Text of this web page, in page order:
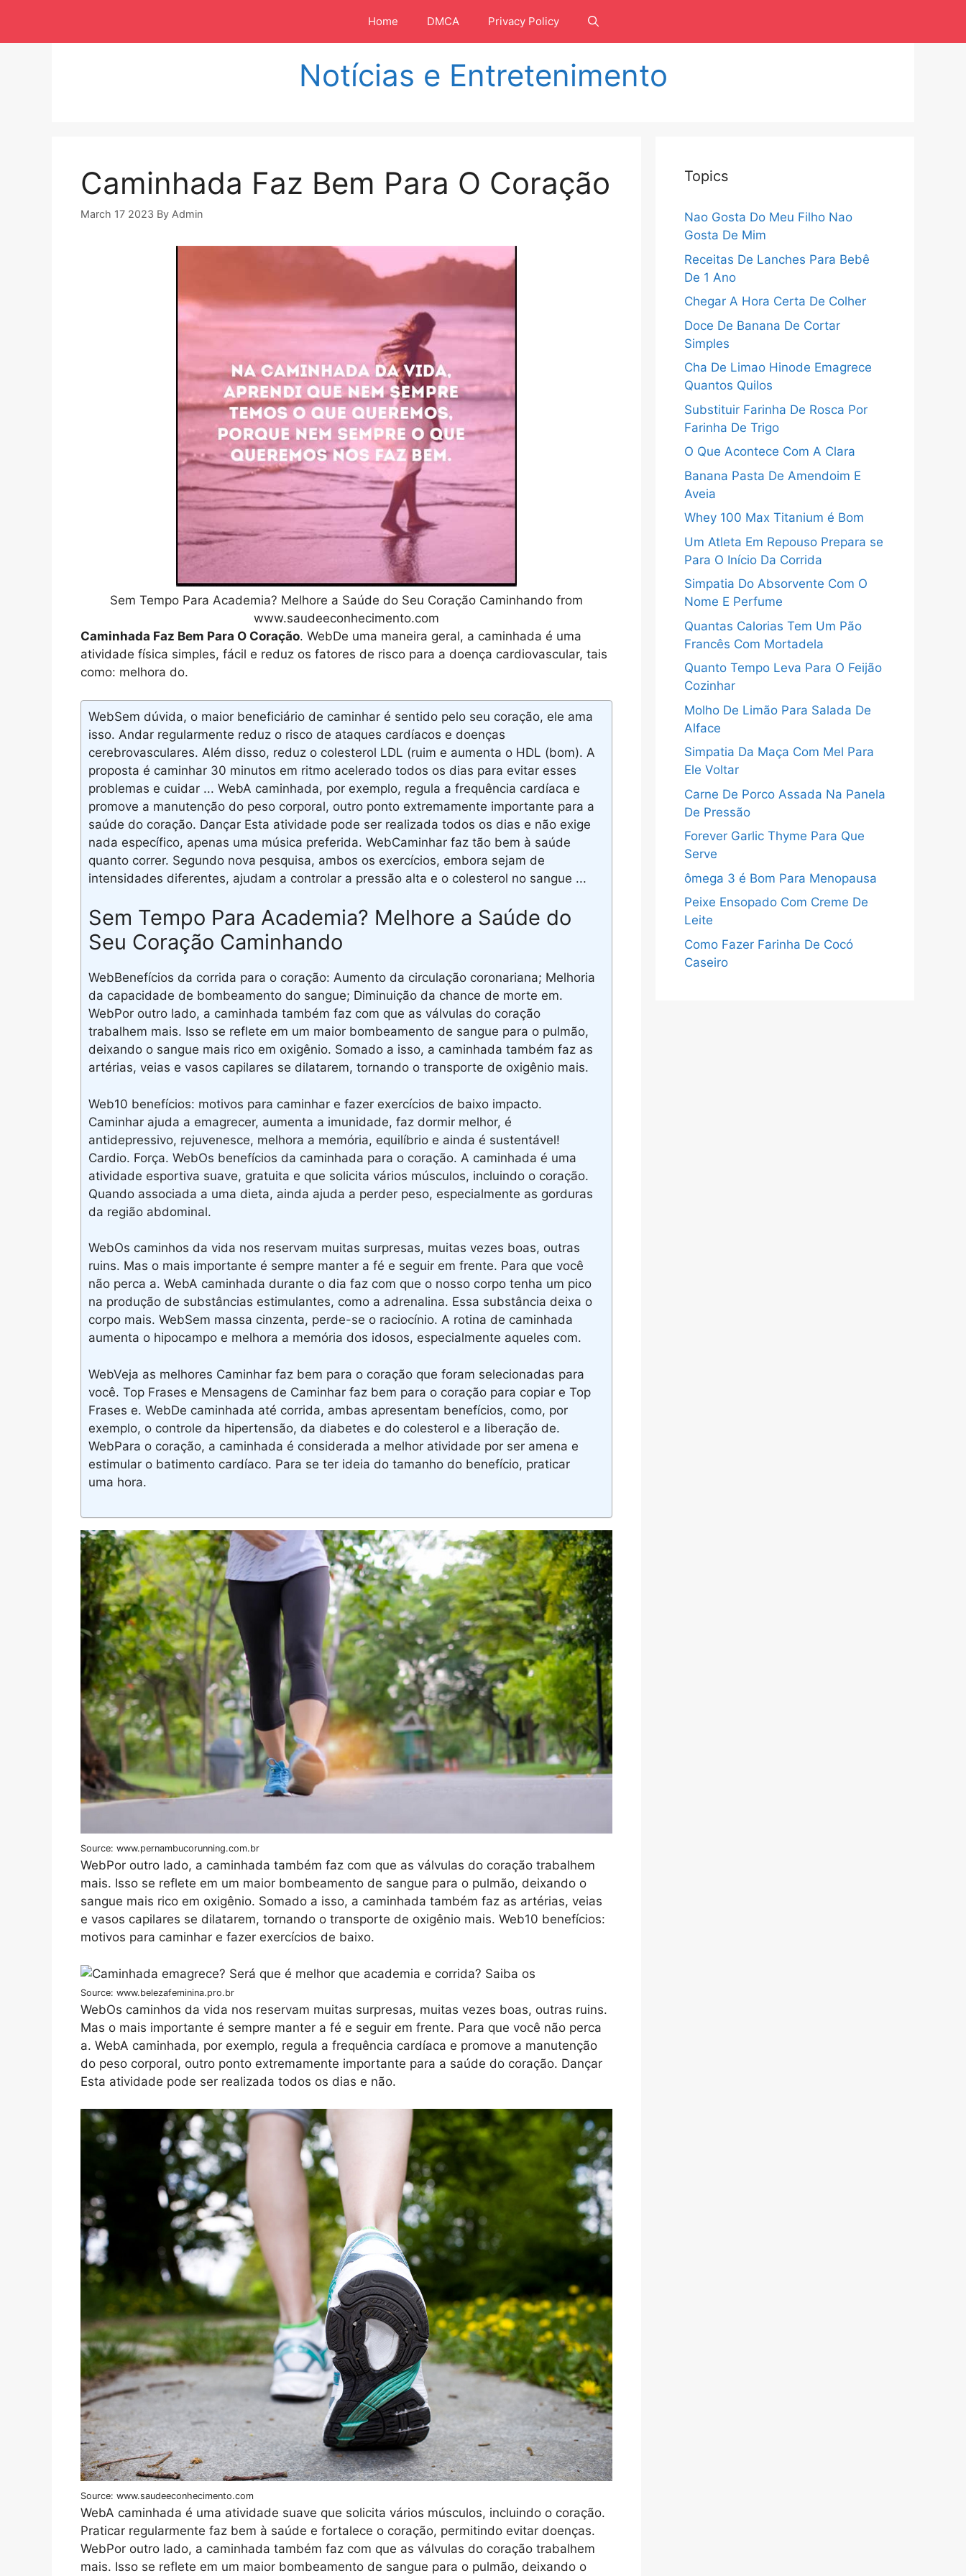
isi
Home DMCA Privacy Policy
Notícias e Entretenimento
Caminhada Faz Bem Para O Coração
March 17 2023 By Admin
Sem Tempo Para Academia? Melhore a Saúde do Seu Coração Caminhando from
www.saudeeconhecimento.com
Caminhada Faz Bem Para O Coração. WebDe uma maneira geral, a caminhada é uma
atividade física simples, fácil e reduz os fatores de risco para a doença cardiovascular, tais
como: melhora do.
WebSem dúvida, o maior beneficiário de caminhar é sentido pelo seu coração, ele ama
isso. Andar regularmente reduz o risco de ataques cardíacos e doenças
cerebrovasculares. Além disso, reduz o colesterol LDL (ruim e aumenta o HDL (bom). A
proposta é caminhar 30 minutos em ritmo acelerado todos os dias para evitar esses
problemas e cuidar ... WebA caminhada, por exemplo, regula a frequência cardíaca e
promove a manutenção do peso corporal, outro ponto extremamente importante para a
saúde do coração. Dançar Esta atividade pode ser realizada todos os dias e não exige
nada específico, apenas uma música preferida. WebCaminhar faz tão bem à saúde
quanto correr. Segundo nova pesquisa, ambos os exercícios, embora sejam de
intensidades diferentes, ajudam a controlar a pressão alta e o colesterol no sangue ...
Sem Tempo Para Academia? Melhore a Saúde do
Seu Coração Caminhando
WebBenefícios da corrida para o coração: Aumento da circulação coronariana; Melhoria
da capacidade de bombeamento do sangue; Diminuição da chance de morte em.
WebPor outro lado, a caminhada também faz com que as válvulas do coração
trabalhem mais. Isso se reflete em um maior bombeamento de sangue para o pulmão,
deixando o sangue mais rico em oxigênio. Somado a isso, a caminhada também faz as
artérias, veias e vasos capilares se dilatarem, tornando o transporte de oxigênio mais.
Web10 benefícios: motivos para caminhar e fazer exercícios de baixo impacto.
Caminhar ajuda a emagrecer, aumenta a imunidade, faz dormir melhor, é
antidepressivo, rejuvenesce, melhora a memória, equilíbrio e ainda é sustentável!
Cardio. Força. WebOs benefícios da caminhada para o coração. A caminhada é uma
atividade esportiva suave, gratuita e que solicita vários músculos, incluindo o coração.
Quando associada a uma dieta, ainda ajuda a perder peso, especialmente as gorduras
da região abdominal.
WebOs caminhos da vida nos reservam muitas surpresas, muitas vezes boas, outras
ruins. Mas o mais importante é sempre manter a fé e seguir em frente. Para que você
não perca a. WebA caminhada durante o dia faz com que o nosso corpo tenha um pico
na produção de substâncias estimulantes, como a adrenalina. Essa substância deixa o
corpo mais. WebSem massa cinzenta, perde-se o raciocínio. A rotina de caminhada
aumenta o hipocampo e melhora a memória dos idosos, especialmente aqueles com.
WebVeja as melhores Caminhar faz bem para o coração que foram selecionadas para
você. Top Frases e Mensagens de Caminhar faz bem para o coração para copiar e Top
Frases e. WebDe caminhada até corrida, ambas apresentam benefícios, como, por
exemplo, o controle da hipertensão, da diabetes e do colesterol e a liberação de.
WebPara o coração, a caminhada é considerada a melhor atividade por ser amena e
estimular o batimento cardíaco. Para se ter ideia do tamanho do benefício, praticar
uma hora.
Source: www.pernambucorunning.com.br
WebPor outro lado, a caminhada também faz com que as válvulas do coração trabalhem
mais. Isso se reflete em um maior bombeamento de sangue para o pulmão, deixando o
sangue mais rico em oxigênio. Somado a isso, a caminhada também faz as artérias, veias
e vasos capilares se dilatarem, tornando o transporte de oxigênio mais. Web10 benefícios:
motivos para caminhar e fazer exercícios de baixo.
Source: www.belezafeminina.pro.br
WebOs caminhos da vida nos reservam muitas surpresas, muitas vezes boas, outras ruins.
Mas o mais importante é sempre manter a fé e seguir em frente. Para que você não perca
a. WebA caminhada, por exemplo, regula a frequência cardíaca e promove a manutenção
do peso corporal, outro ponto extremamente importante para a saúde do coração. Dançar
Esta atividade pode ser realizada todos os dias e não.
Source: www.saudeeconhecimento.com
WebA caminhada é uma atividade suave que solicita vários músculos, incluindo o coração.
Praticar regularmente faz bem à saúde e fortalece o coração, permitindo evitar doenças.
WebPor outro lado, a caminhada também faz com que as válvulas do coração trabalhem
mais. Isso se reflete em um maior bombeamento de sangue para o pulmão, deixando o
Topics
Nao Gosta Do Meu Filho Nao
Gosta De Mim
Receitas De Lanches Para Bebê
De 1 Ano
Chegar A Hora Certa De Colher
Doce De Banana De Cortar
Simples
Cha De Limao Hinode Emagrece
Quantos Quilos
Substituir Farinha De Rosca Por
Farinha De Trigo
O Que Acontece Com A Clara
Banana Pasta De Amendoim E
Aveia
Whey 100 Max Titanium é Bom
Um Atleta Em Repouso Prepara se
Para O Início Da Corrida
Simpatia Do Absorvente Com O
Nome E Perfume
Quantas Calorias Tem Um Pão
Francês Com Mortadela
Quanto Tempo Leva Para O Feijão
Cozinhar
Molho De Limão Para Salada De
Alface
Simpatia Da Maça Com Mel Para
Ele Voltar
Carne De Porco Assada Na Panela
De Pressão
Forever Garlic Thyme Para Que
Serve
ômega 3 é Bom Para Menopausa
Peixe Ensopado Com Creme De
Leite
Como Fazer Farinha De Cocó
Caseiro